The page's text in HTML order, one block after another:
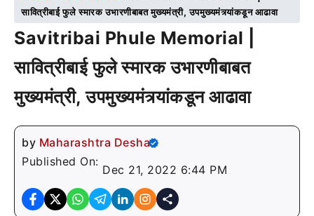
सावित्रीबाई फुले स्मारक उभारणीबाबत मुख्यमंत्री, उपमुख्यमंत्र्यांकडून आढावा
Savitribai Phule Memorial |
सावित्रीबाई फुले स्मारक उभारणीबाबत
मुख्यमंत्री, उपमुख्यमंत्र्यांकडून आढावा
by Maharashtra Desha
Published On:
Dec 21, 2022 6:44 PM